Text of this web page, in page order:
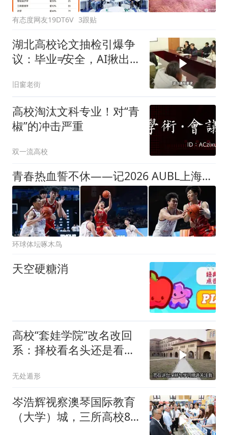
有态度网友19DT6V 3跟贴
湖北高校论文抽检引爆争
议：毕业≠安全，AI揪出
旧窗老街
高校淘汰文科专业！对“青
椒”的冲击严重
双一流高校
青春热血誓不休——记2026 AUBL上海交大险胜北大一役
环球体坛啄木鸟
天空硬糖消
高校“套娃学院”改名改回
系：择校看名头还是看内
无处遁形
岑浩辉视察澳琴国际教育
（大学）城，三所高校8